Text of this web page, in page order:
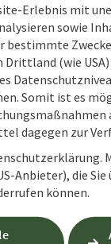
Erlebnis mit
sowie
bestimmte
(wie
Somit ist es
dagegen zur
Anbieter), die
können.